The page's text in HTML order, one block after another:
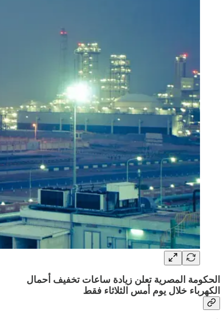
الحكومة المصرية تعلن زيادة ساعات تخفيف أحمال
الكهرباء خلال يوم أمس الثلاثاء فقط